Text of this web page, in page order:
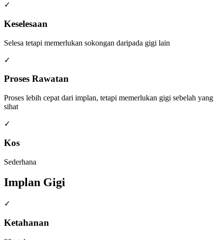
✓
Keselesaan
Selesa tetapi memerlukan sokongan daripada gigi lain
✓
Proses Rawatan
Proses lebih cepat dari implan, tetapi memerlukan gigi sebelah yang
sihat
✓
Kos
Sederhana
Implan Gigi
✓
Ketahanan